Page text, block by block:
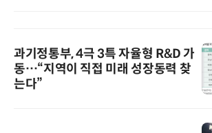
과기정통부, 4극 3특 자율형 R&D 가
동…“지역이 직접 미래 성장동력 찾
는다”